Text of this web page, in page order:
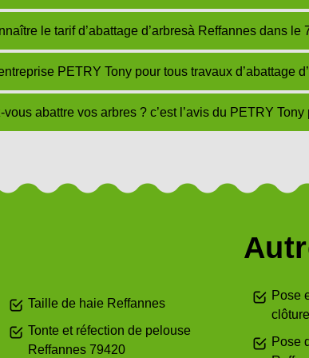
le tarif d’abattage d’arbresà Reffannes dans le
PETRY Tony pour tous travaux d’abattage
abattre vos arbres ? c’est l’avis du PETRY
Taille de haie Reffannes
Tonte et réfection de pelouse
Reffannes 79420
Pose
Pose